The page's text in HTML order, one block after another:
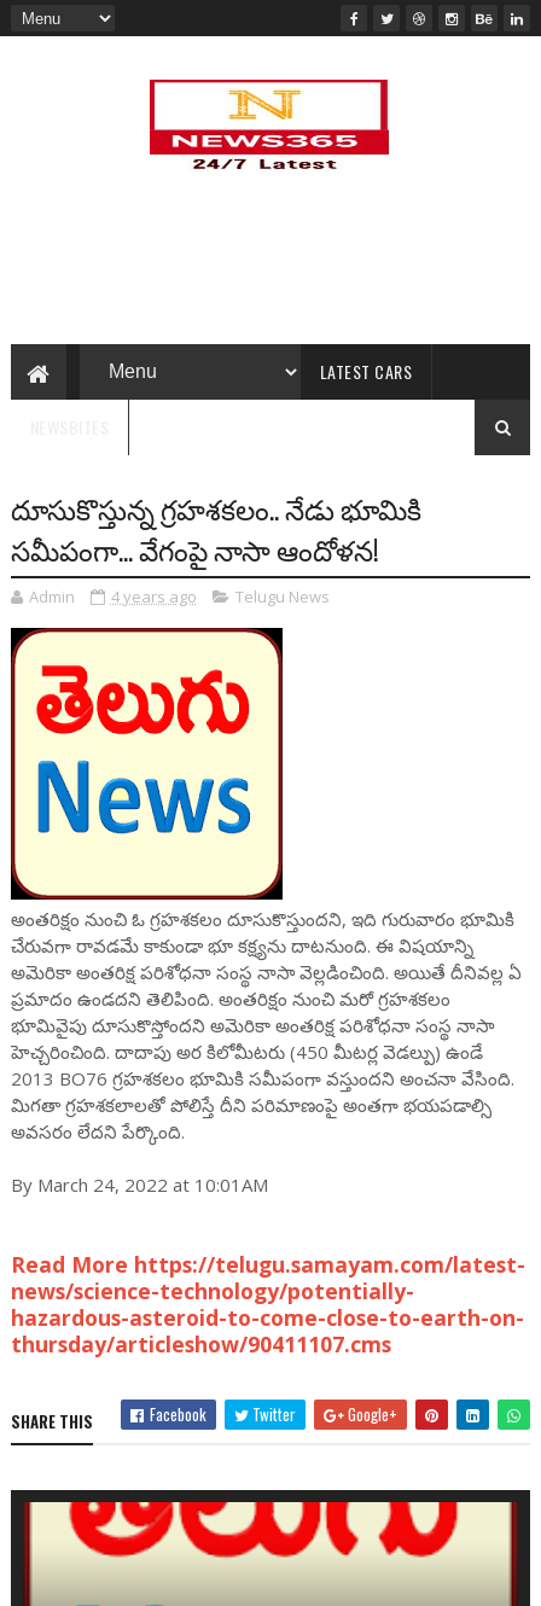
LATEST CARS
దూసుకొస్తున్న గ్రహశకలం.. నేడు భూమికి
సమీపంగా... వేగంపై నాసా ఆందోళన!
Admin 4 years ago Telugu News
అంతరిక్షం నుంచి ఓ గ్రహశకలం దూసుకొస్తుందని, ఇది గురువారం భూమికి
చేరువగా రావడమే కాకుండా భూ కక్ష్యను దాటనుంది. ఈ విషయాన్ని
అమెరికా అంతరిక్ష పరిశోధనా సంస్థ నాసా వెల్లడించింది. అయితే దీనివల్ల ఏ
ప్రమాదం ఉండదని తెలిపింది. అంతరిక్షం నుంచి మరో గ్రహశకలం
భూమివైపు దూసుకొస్తోందని అమెరికా అంతరిక్ష పరిశోధనా సంస్థ నాసా
హెచ్చరించింది. దాదాపు అర కిలోమీటరు (450 మీటర్ల వెడల్పు) ఉండే
2013 BO76 గ్రహశకలం భూమికి సమీపంగా వస్తుందని అంచనా వేసింది.
మిగతా గ్రహశకలాలతో పోలిస్తే దీని పరిమాణంపై అంతగా భయపడాల్సి
అవసరం లేదని పేర్కొంది.
By March 24, 2022 at 10:01AM
Read More https://telugu.samayam.com/latest-
news/science-technology/potentially-
hazardous-asteroid-to-come-close-to-earth-on-
thursday/articleshow/90411107.cms
SHARE THIS Facebook Twitter Google+